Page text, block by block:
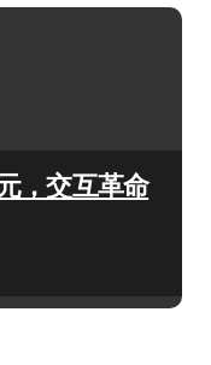
，交互革命